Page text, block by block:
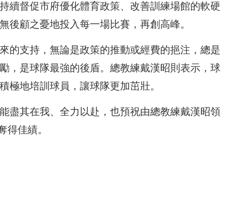
續督促市府優化體育政策、改善訓練場館的軟硬
後顧之憂地投入每一場比賽，再創高峰。
的支持，無論是政策的推動或經費的挹注，總是
，是球隊最強的後盾。總教練戴漢昭則表示，球
極地培訓球員，讓球隊更加茁壯。
盡其在我、全力以赴，也預祝由總教練戴漢昭領
得佳績。